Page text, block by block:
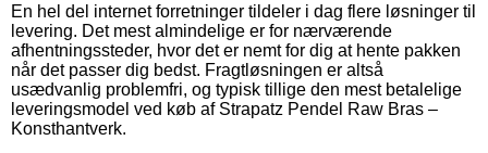
En hel del internet forretninger tildeler i dag flere løsninger til
levering. Det mest almindelige er for nærværende
afhentningssteder, hvor det er nemt for dig at hente pakken
når det passer dig bedst. Fragtløsningen er altså
usædvanlig problemfri, og typisk tillige den mest betalelige
leveringsmodel ved køb af Strapatz Pendel Raw Bras –
Konsthantverk.